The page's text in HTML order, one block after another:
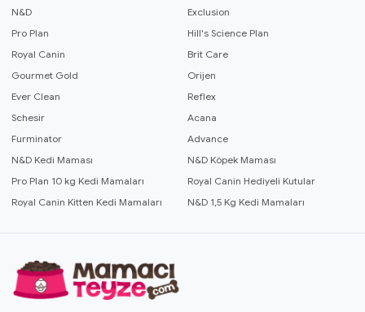
N&D
Exclusion
Pro Plan
Hill's Science Plan
Royal Canin
Brit Care
Gourmet Gold
Orijen
Ever Clean
Reflex
Schesir
Acana
Furminator
Advance
N&D Kedi Maması
N&D Köpek Maması
Pro Plan 10 kg Kedi Mamaları
Royal Canin Hediyeli Kutular
Royal Canin Kitten Kedi Mamaları
N&D 1,5 Kg Kedi Mamaları